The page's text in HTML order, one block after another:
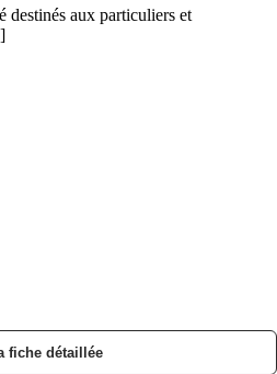
destinés aux particuliers et
fiche détaillée